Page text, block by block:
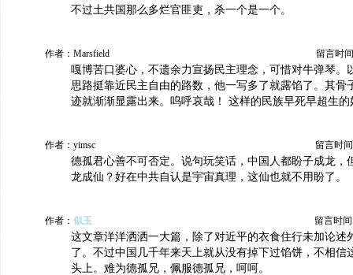
不过土共国那么多烂官匪吏，杀一个是一个。
作者：Marsfield 留言时
嘎博苦口婆心，不遗余力宣扬民主理念，可惜对牛弹琴。
思路挺靠近民主自由的路数，他一写多了就露馅了。其骨
迹就渐渐显露出来。呜呼哀哉！ 这样的民族早死早超生的
作者：yimsc 留言时
德孤君心善不可否定。说句玩笑话，中国人都盼子成龙，
龙成仙？好在中共自认是宇宙真理，这仙也就不用盼了。
作者： 似玉 留言时间
这文章洋洋洒洒一大篇，除了对近平的衣食住行未加论述
了。不过中国几千年来天上就从没有掉下过馅饼，不相信
头上。难为德孤兄，佩服德孤兄，呵呵。